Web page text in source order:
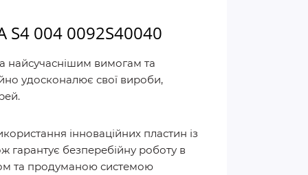
S4 004 0092S40040
найсучаснішим вимогам та
удосконалює свої вироби,
інноваційних пластин із
гарантує безперебійну роботу в
та продуманою системою